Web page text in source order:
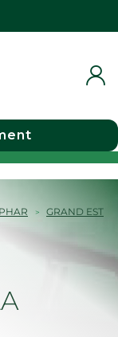
GRAND EST